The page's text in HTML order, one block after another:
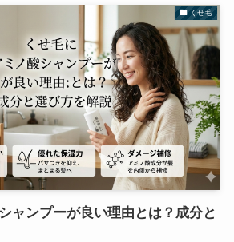
くせ毛
ャンプーが良い理由とは？成分と